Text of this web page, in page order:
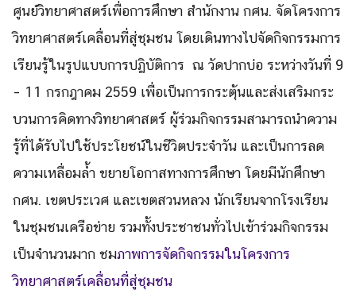
Search
Search
ศูนย์วิทยาศาสตร์เพื่อการศึกษา สำนักงาน กศน. จัดโครงการ
วิทยาศาสตร์เคลื่อนที่สู่ชุมชน โดยเดินทางไปจัดกิจกรรมการ
เรียนรู้ในรูปแบบการปฏิบัติการ ณ วัดปากบ่อ ระหว่างวันที่ 9
– 11 กรกฎาคม 2559 เพื่อเป็นการกระตุ้นและส่งเสริมกระ
บวนการคิดทางวิทยาศาสตร์ ผู้ร่วมกิจกรรมสามารถนำความ
รู้ที่ได้รับไปใช้ประโยชน์ในชีวิตประจำวัน และเป็นการลด
ความเหลื่อมล้ำ ขยายโอกาสทางการศึกษา โดยมีนักศึกษา
กศน. เขตประเวศ และเขตสวนหลวง นักเรียนจากโรงเรียน
ในชุมชนเครือข่าย รวมทั้งประชาชนทั่วไปเข้าร่วมกิจกรรม
เป็นจำนวนมาก ชมภาพการจัดกิจกรรมในโครงการ
วิทยาศาสตร์เคลื่อนที่สู่ชุมชน